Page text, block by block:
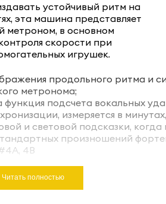
устойчивый ритм на
эта машина представляет
метроном, в основном
скорости при
игрушек.
продольного ритма и
метронома;
подсчета вокальных
измеряется в
и световой подсказки, когда
произношений
4B
Читать полностью